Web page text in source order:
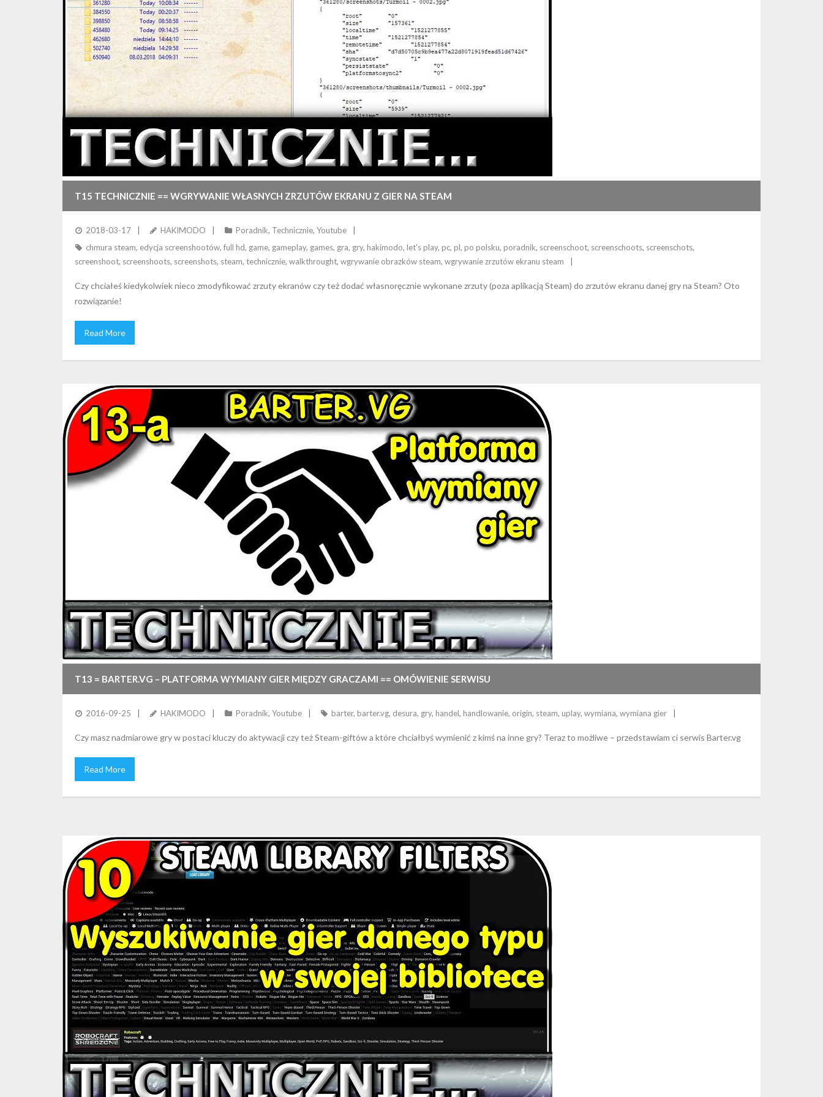
T15 TECHNICZNIE == WGRYWANIE WŁASNYCH ZRZUTÓW EKRANU Z GIER NA STEAM
2018-03-17 HAKIMODO Poradnik, Technicznie, Youtube
chmura steam, edycja screenshootów, full hd, game, gameplay, games, gra, gry, hakimodo, let's play, pc, pl, po polsku, poradnik, screenschoot, screenschoots, screenschots,
screenshoot, screenshoots, screenshots, steam, technicznie, walkthrought, wgrywanie obrazków steam, wgrywanie zrzutów ekranu steam
Czy chciałeś kiedykolwiek nieco zmodyfikować zrzuty ekranów czy też dodać własnoręcznie wykonane zrzuty (poza aplikacją Steam) do zrzutów ekranu danej gry na Steam? Oto
rozwiązanie!
Read More
T13 = BARTER.VG – PLATFORMA WYMIANY GIER MIĘDZY GRACZAMI == OMÓWIENIE SERWISU
2016-09-25 HAKIMODO Poradnik, Youtube barter, barter.vg, desura, gry, handel, handlowanie, origin, steam, uplay, wymiana, wymiana gier
Czy masz nadmiarowe gry w postaci kluczy do aktywacji czy też Steam-giftów a które chciałbyś wymienić z kimś na inne gry? Teraz to możliwe – przedstawiam ci serwis Barter.vg
Read More